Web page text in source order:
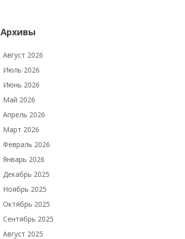
Архивы
Август 2026
Июль 2026
Июнь 2026
Май 2026
Апрель 2026
Март 2026
Февраль 2026
Январь 2026
Декабрь 2025
Ноябрь 2025
Октябрь 2025
Сентябрь 2025
Август 2025